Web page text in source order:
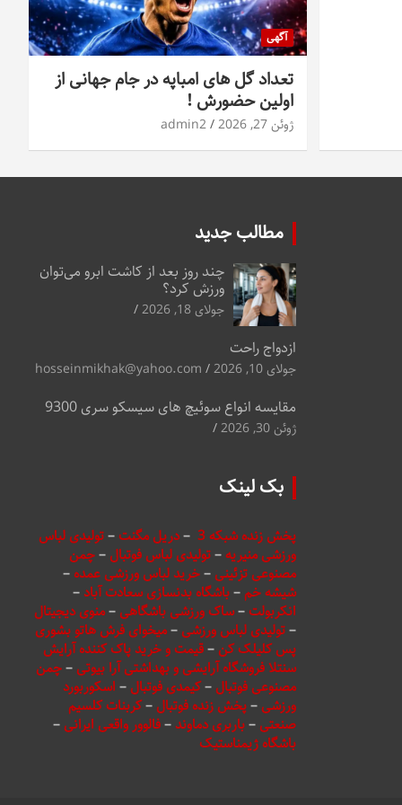
آگهی
تعداد گل های امباپه در جام جهانی از
اولین حضورش !
ژوئن 27, 2026 admin2
مطالب جدید
چند روز بعد از کاشت ابرو می‌توان
ورزش کرد؟
جولای 18, 2026
ازدواج راحت
جولای 10, 2026 hosseinmikhak@yahoo.com
مقایسه انواع سوئیچ های سیسکو سری 9300
ژوئن 30, 2026
بک لینک
پخش زنده شبکه 3 –دریل مگنت–تولیدی لباس
ورزشی منیریه–تولیدی لباس فوتبال –چمن
مصنوعی تزئینی –خرید لباس ورزشی عمده–
شیشه خم–باشگاه بدنسازی سعادت آباد –
انکربولت–ساک ورزشی باشگاهی –منوی دیجیتال
–تولیدی لباس ورزشی –میخوای فرش هاتو بشوری
پس کلیلک کن –قیمت و خرید پاک کننده آرایش
سنتلا فروشگاه آرایشی و بهداشتی آرا بیوتی –چمن
مصنوعی فوتبال –کیمدی فوتبال – اسکوربورد
ورزشی –پخش زنده فوتبال –کربنات کلسیم
صنعتی –باربری دماوند–فالوور واقعی ایرانی –
باشگاه ژیمناستیک